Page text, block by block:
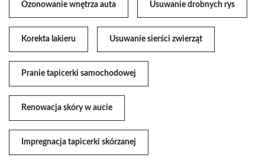
Ozonowanie wnętrza auta Usuwanie drobnych rys
Korekta lakieru Usuwanie sierści zwierząt
Pranie tapicerki samochodowej
Renowacja skóry w aucie
Impregnacja tapicerki skórzanej